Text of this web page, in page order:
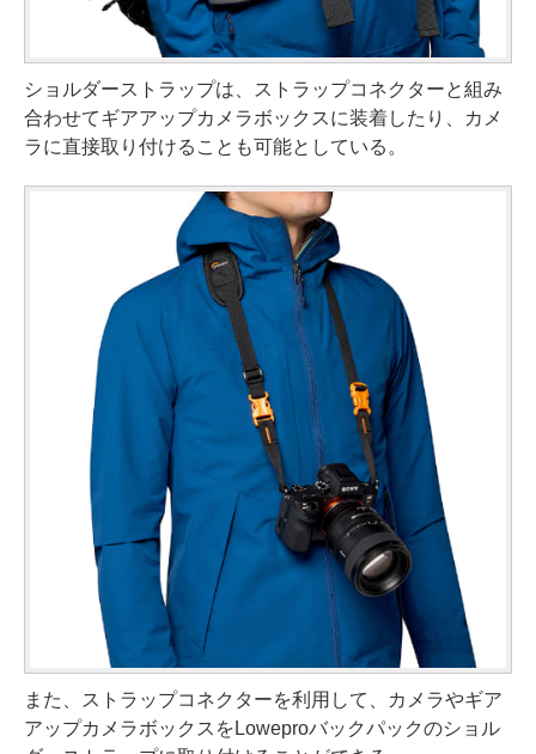
ショルダーストラップは、ストラップコネクターと組み
合わせてギアアップカメラボックスに装着したり、カメ
ラに直接取り付けることも可能としている。
また、ストラップコネクターを利用して、カメラやギア
アップカメラボックスをLoweproバックパックのショル